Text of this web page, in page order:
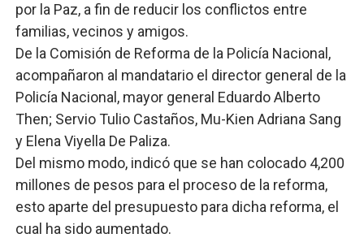
por la Paz, a fin de reducir los conflictos entre
familias, vecinos y amigos.
De la Comisión de Reforma de la Policía Nacional,
acompañaron al mandatario el director general de la
Policía Nacional, mayor general Eduardo Alberto
Then; Servio Tulio Castaños, Mu-Kien Adriana Sang
y Elena Viyella De Paliza.
Del mismo modo, indicó que se han colocado 4,200
millones de pesos para el proceso de la reforma,
esto aparte del presupuesto para dicha reforma, el
cual ha sido aumentado.